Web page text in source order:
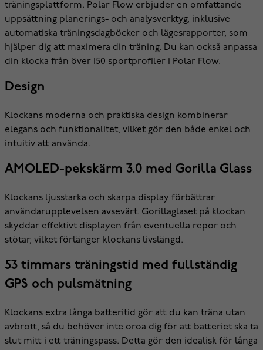
träningsplattform. Polar Flow erbjuder en omfattande
uppsättning planerings- och analysverktyg, inklusive
automatiska träningsdagböcker och lägesrapporter, som
hjälper dig att maximera din träning. Du kan också anpassa
din klocka från över 150 sportprofiler i Polar Flow.
Design
Klockans moderna och praktiska design kombinerar
elegans och funktionalitet, vilket gör den både enkel och
intuitiv att använda.
AMOLED-pekskärm 3.0 med Gorilla Glass
Klockans ljusstarka och skarpa display förbättrar
användarupplevelsen avsevärt. Gorillaglaset på klockan
skyddar effektivt displayen från eventuella repor och
stötar, vilket förlänger klockans livslängd.
53 timmars träningstid med fullständig
GPS och pulsmätning
Klockans extra långa batteritid gör att du kan träna utan
avbrott, så du behöver inte oroa dig för att batteriet ska ta
slut mitt i ett träningspass. Detta gör den idealisk för långa